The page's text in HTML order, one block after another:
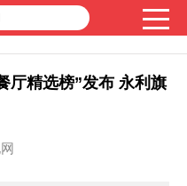
厅精选榜”发布 永利旗